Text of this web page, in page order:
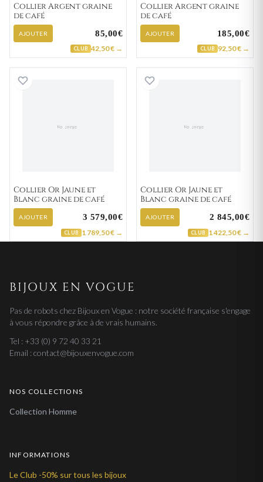
Collier Argent graine
de café
AJOUTER 85,00€
CLUB 42,50 € →
Collier Argent graine
de café
AJOUTER 185,00€
CLUB 92,50 € →
Collier Or Jaune et Blanc graine de café
Collier Or Jaune et
Blanc graine de café
AJOUTER 3 579,00€
CLUB 1 789,50 € →
Collier Or Jaune et
Blanc graine de café
AJOUTER 2 845,00€
CLUB 1 422,50 € →
BIJOUX EN VOGUE
Pas de robots chez Bijoux en Vogue : notre société française s'engage
à vous répondre grâce à de vrais humains.
Tel : +33 (0) 9 72 40 33 21
Email : contact@bijouxenvogue.com
NOS COLLECTIONS
Collection Homme
INFORMATIONS
Le Club -50% sur tous les bijoux